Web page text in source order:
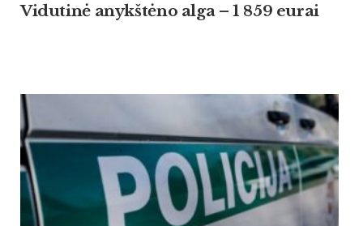
Vidutinė anykštėno alga – 1 859 eurai